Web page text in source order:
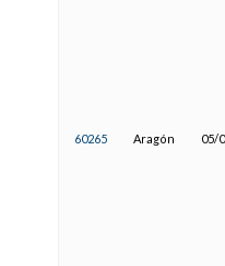
60265 Aragón 05/